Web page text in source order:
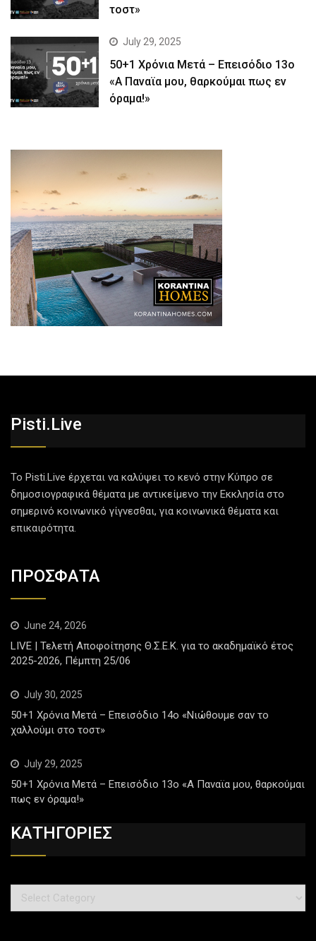
τοστ»
July 29, 2025
50+1 Χρόνια Μετά – Επεισόδιο 13ο
«Α Παναϊα μου, θαρκούμαι πως εν
όραμα!»
Pisti.live
Το Pisti.Live έρχεται να καλύψει το κενό στην Κύπρο σε
δημοσιογραφικά θέματα με αντικείμενο την Εκκλησία στο
σημερινό κοινωνικό γίγνεσθαι, για κοινωνικά θέματα και
επικαιρότητα.
ΠΡΟΣΦΑΤΑ
June 24, 2026
LIVE | Τελετή Αποφοίτησης Θ.Σ.Ε.Κ. για το ακαδημαϊκό έτος
2025-2026, Πέμπτη 25/06
July 30, 2025
50+1 Χρόνια Μετά – Επεισόδιο 14ο «Νιώθουμε σαν το
χαλλούμι στο τοστ»
July 29, 2025
50+1 Χρόνια Μετά – Επεισόδιο 13ο «Α Παναϊα μου, θαρκούμαι
πως εν όραμα!»
ΚΑΤΗΓΟΡΙΕΣ